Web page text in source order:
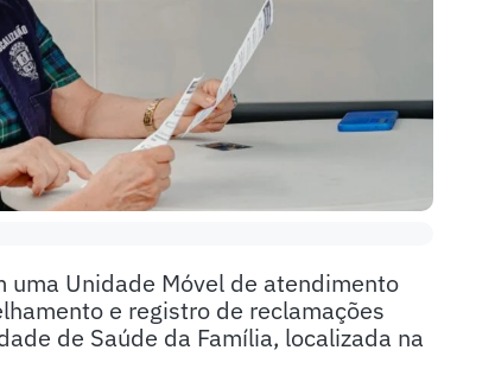
uma Unidade Móvel de atendimento
e registro de reclamações
de Saúde da Família, localizada na